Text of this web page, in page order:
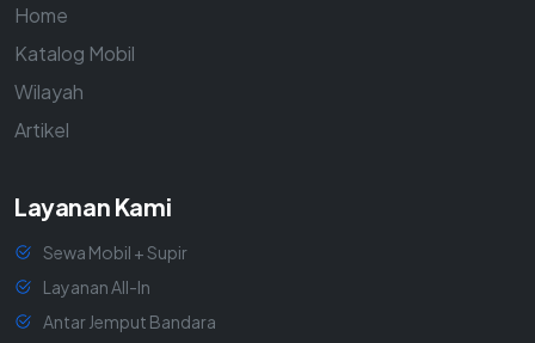
Home
Katalog Mobil
Wilayah
Artikel
Layanan Kami
Sewa Mobil + Supir
Layanan All-In
Antar Jemput Bandara